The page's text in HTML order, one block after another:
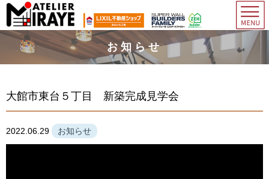
お知らせ
大館市東台５丁目 新築完成見学会
2022.06.29 お知らせ